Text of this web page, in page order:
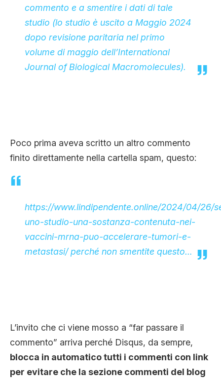
CLIMA ED ENERGIA
CONTATTI
commento e a smentire i dati di tale
studio (lo studio è uscito a Maggio 2024
dopo revisione paritaria nel primo
volume di maggio dell’International
Journal of Biological Macromolecules).
Poco prima aveva scritto un altro commento
finito direttamente nella cartella spam, questo:
https://www.lindipendente.online/2024/04/26/
uno-studio-una-sostanza-contenuta-nei-
vaccini-mrna-puo-accelerare-tumori-e-
metastasi/ perché non smentite questo…
L’invito che ci viene mosso a “far passare il
commento” arriva perché Disqus, da sempre,
blocca in automatico tutti i commenti con link
per evitare che la sezione commenti del blog